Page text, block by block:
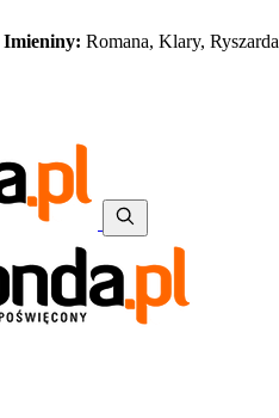
Imieniny: Romana, Klary, Ryszarda